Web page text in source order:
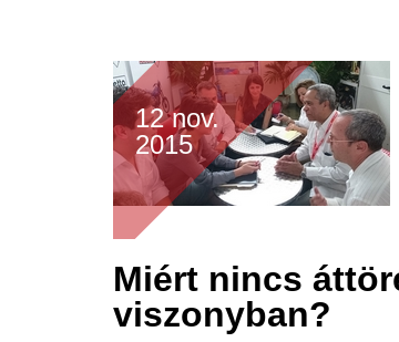
12 nov.
2015
Miért nincs
viszonyban?